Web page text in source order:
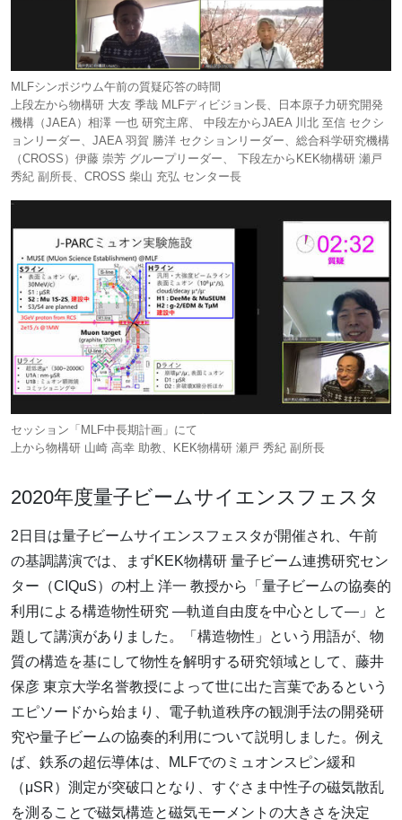
MLFシンポジウム午前の質疑応答の時間
上段左から物構研 大友 季哉 MLFディビジョン長、日本原子力研究開発
機構（JAEA）相澤 一也 研究主席、 中段左からJAEA 川北 至信 セクシ
ョンリーダー、JAEA 羽賀 勝洋 セクションリーダー、総合科学研究機構
（CROSS）伊藤 崇芳 グループリーダー、 下段左からKEK物構研 瀬戸
秀紀 副所長、CROSS 柴山 充弘 センター長
セッション「MLF中長期計画」にて
上から物構研 山崎 高幸 助教、KEK物構研 瀬戸 秀紀 副所長
2020年度量子ビームサイエンスフェスタ
2日目は量子ビームサイエンスフェスタが開催され、午前
の基調講演では、まずKEK物構研 量子ビーム連携研究セン
ター（CIQuS）の村上 洋一 教授から「量子ビームの協奏的
利用による構造物性研究 ―軌道自由度を中心として―」と
題して講演がありました。「構造物性」という用語が、物
質の構造を基にして物性を解明する研究領域として、藤井
保彦 東京大学名誉教授によって世に出た言葉であるという
エピソードから始まり、電子軌道秩序の観測手法の開発研
究や量子ビームの協奏的利用について説明しました。例え
ば、鉄系の超伝導体は、MLFでのミュオンスピン緩和
（μSR）測定が突破口となり、すぐさま中性子の磁気散乱
を測ることで磁気構造と磁気モーメントの大きさを決定